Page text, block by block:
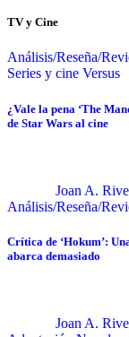
TV y Cine
Análisis/Reseña/
Series y cine Versus
¿Vale la pena ‘The
de Star Wars al cine
Joan A.
Análisis/Reseña/
Crítica de ‘Hokum’:
abarca demasiado
Joan A.